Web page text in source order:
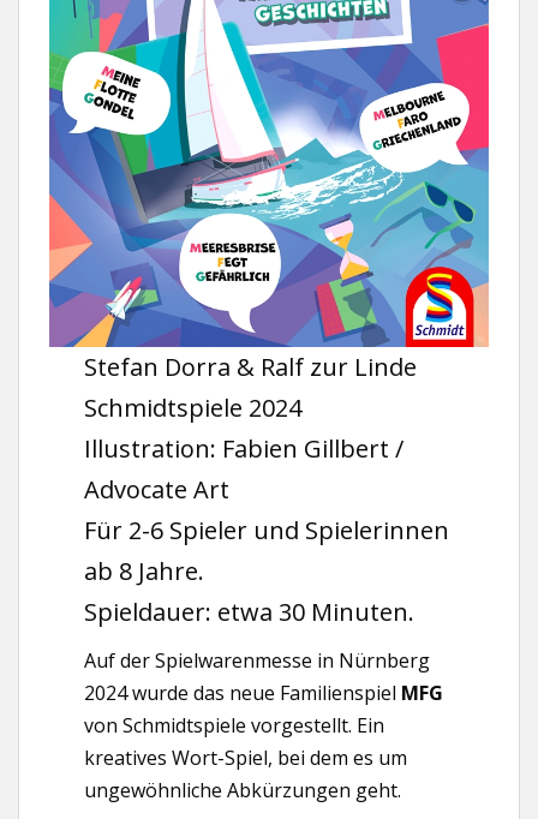
Stefan Dorra & Ralf zur Linde
Schmidtspiele 2024
Illustration: Fabien Gillbert /
Advocate Art
Für 2-6 Spieler und Spielerinnen
ab 8 Jahre.
Spieldauer: etwa 30 Minuten.
Auf der Spielwarenmesse in Nürnberg
2024 wurde das neue Familienspiel MFG
von Schmidtspiele vorgestellt. Ein
kreatives Wort-Spiel, bei dem es um
ungewöhnliche Abkürzungen geht.